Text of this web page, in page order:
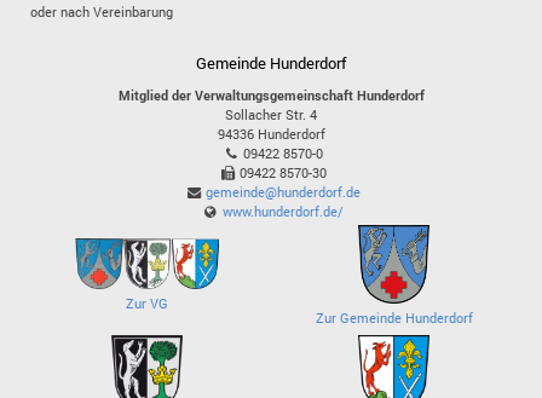
oder nach Vereinbarung
Gemeinde Hunderdorf
Mitglied der Verwaltungsgemeinschaft Hunderdorf
Sollacher Str. 4
94336 Hunderdorf
09422 8570-0
09422 8570-30
gemeinde@hunderdorf.de
www.hunderdorf.de/
Zur VG
Zur Gemeinde Hunderdorf